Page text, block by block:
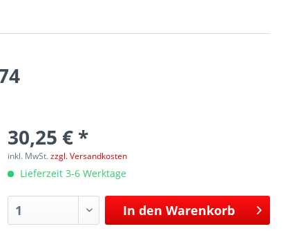
30,25 € *
inkl. MwSt.zzgl. Versandkosten
Lieferzeit 3-6 Werktage
In den Warenkorb